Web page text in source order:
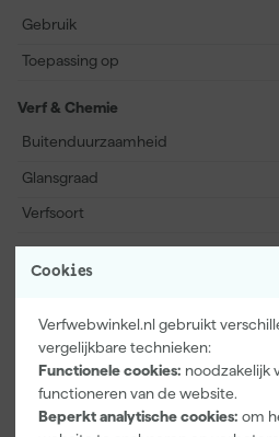
Cookies
Verfwebwinkel.nl gebruikt
vergelijkbare technieken:
Functionele cookies: noodzakelijk
functioneren van de website.
Beperkt analytische cookies: om
Gebruik
Toepassing op
Verf & Chemie
Buitenduurzaamheid
Glansgraad
Verfsoort
Bekijk alle kenmerken